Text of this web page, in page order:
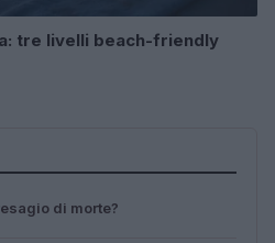
tre livelli beach-friendly
di morte?